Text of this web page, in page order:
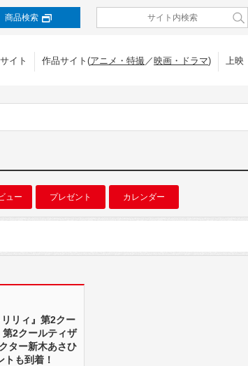
商品検索
イト 作品サイト(アニメ・特撮／映画・ドラマ) 上映
ュー プレゼント カレンダー
リィ』第2クー
2クールティザ
ター新木あさひ
トも到着！